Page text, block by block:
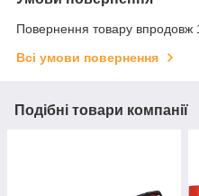
Повернення товару впродовж
Всі умови повернення
Подібні товари компанії